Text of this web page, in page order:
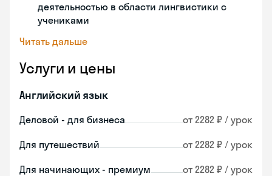
деятельностью в области лингвистики с
учениками
Читать дальше
Услуги и цены
Английский язык
Деловой - для бизнеса от 2282 ₽ / урок
Для путешествий от 2282 ₽ / урок
Для начинающих - премиум от 2282 ₽ / урок